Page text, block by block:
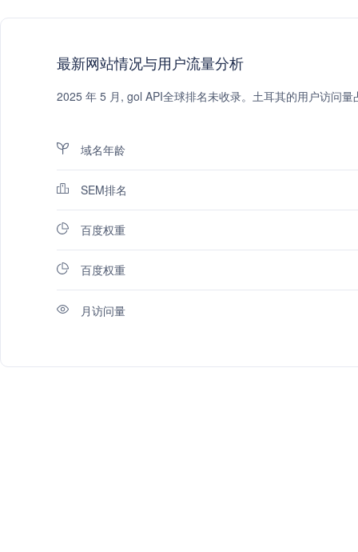
最新网站情况与用户流量分析
2025 年 5 月, gol API全球排名未收录。土耳其的用户访问量
域名年龄
SEM排名
百度权重
百度权重
月访问量